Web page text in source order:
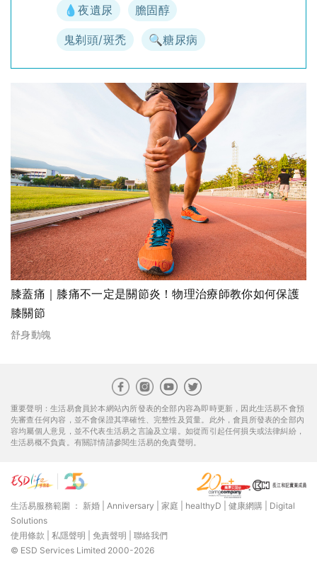
💧夜遺尿 膽固醇
鬼剃頭/斑禿 🔍糖尿病
膝蓋痛｜膝痛不一定是關節炎！物理治療師教你如何保護
膝關節
舒身動魄
重要聲明：生活易會員於本網站內所發表的全部內容為即時更新，因此生活易不會預
先審查任何內容，並不會保證其準確性、完整性及質量。此外，會員所發表的全部內
容均屬個人意見，並不代表生活易之言論及立場。如從而引起任何損失或法律糾紛，
生活易概不負責。有關詳情請參閱生活易的免責聲明。
生活易服務範圍 ： 新婚 Anniversary 家庭 healthyD 健康網購
Digital
Solutions
使用條款
私隱聲明 免責聲明
聯絡我們
© ESD Services Limited 2000-2026